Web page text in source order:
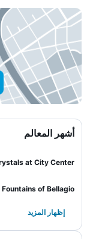
أشهر المعالم
at City Center
Fountains of Bellagio
إظهار المزيد